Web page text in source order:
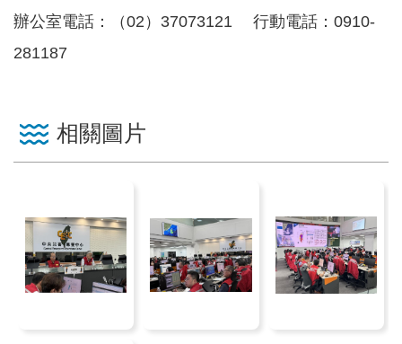
廉
政
平
性
平
English
RSS
辦公室電話：（02）37073121 行動電話：0910-
281187
相關圖片